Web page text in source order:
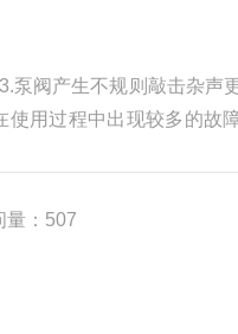
泵阀产生不规则敲击杂声
使用过程中出现较多的故
量：507